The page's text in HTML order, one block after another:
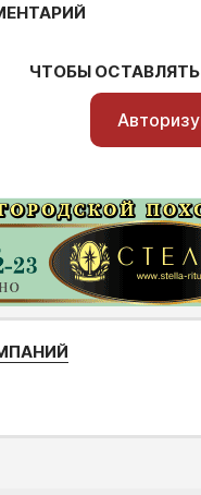
ЧТОБЫ